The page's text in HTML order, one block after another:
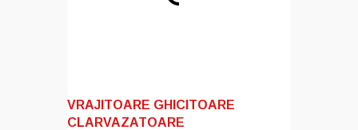
VRAJITOARE GHICITOARE
CLARVAZATOARE